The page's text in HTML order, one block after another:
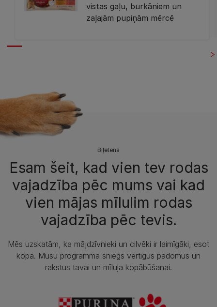
vistas gaļu, burkāniem un
zaļajām pupiņām mērcē
Biļetens
Esam šeit, kad vien tev rodas
vajadzība pēc mums vai kad
vien mājas mīlulim rodas
vajadzība pēc tevis.
Mēs uzskatām, ka mājdzīvnieki un cilvēki ir laimīgāki, esot
kopā. Mūsu programma sniegs vērtīgus padomus un
rakstus tavai un mīluļa kopābūšanai.